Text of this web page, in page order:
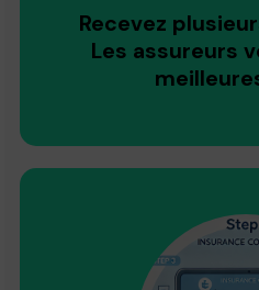
Recevez
Les assureurs